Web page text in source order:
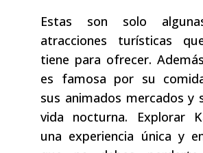
Estas son solo
atracciones turísticas
tiene para ofrecer.
es famosa por su
sus animados mercados y
vida nocturna. Explorar
una experiencia única y